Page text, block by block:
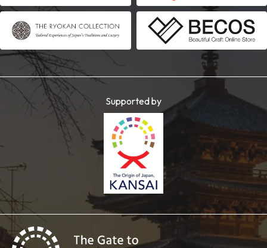
Supported by